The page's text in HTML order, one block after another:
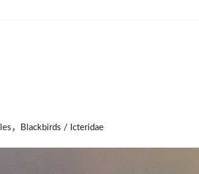
，Blackbirds / Icteridae